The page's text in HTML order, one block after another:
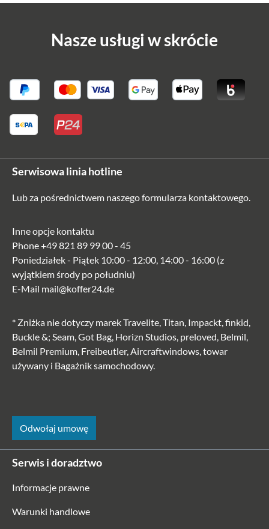
Nasze usługi w skrócie
Serwisowa linia hotline
Lub za pośrednictwem naszegoformularza kontaktowego.
Inne opcje kontaktu
Phone+49 821 89 99 00 - 45
Poniedziałek - Piątek 10:00 - 12:00, 14:00 - 16:00 (z
wyjątkiem środy po południu)
E-Mail mail@koffer24.de
* Zniżka nie dotyczy marek Travelite, Titan, Impackt, finkid,
Buckle &; Seam, Got Bag, Horizn Studios, preloved, Belmil,
Belmil Premium, Freibeutler, Aircraftwindows, towar
używany i Bagażnik samochodowy.
Odwołaj umowę
Serwis i doradztwo
Informacje prawne
Warunki handlowe